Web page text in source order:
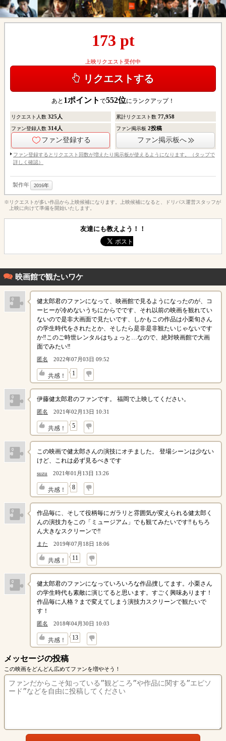
173 pt
上映リクエスト受付中
リクエストする
あと 1ポイント で552位にランクアップ！
リクエスト人数 325人 累計リクエスト数77,958
ファン登録人数 314人
ファン登録する
ファン掲示板2投稿
ファン掲示板へ
ファン登録するとリクエスト回数が増えたり掲示板が使えるようになります。（タップで
詳しく確認）
製作年 2016年
※リクエストが多い作品から上映候補になります。上映候補になると、ドリパス運営スタッフが
上映に向けて準備を開始いたします。
友達にも教えよう！！
映画館で観たいワケ
健太郎君のファンになって、映画館で見るようになったのが、コ
ーヒーが冷めないうちにからでです、それ以前の映画を観れてい
ないので是非大画面で見たいです、しかもこの作品は小栗旬さん
の学生時代をされたとか、そしたら是非是非観たいじゃないです
か‼️このご時世レンタルはちょっと…なので、絶対映画館で大画
面でみたい‼️
匿名 2022年07月03日 09:52
共感！ 1
↓
伊藤健太郎君のファンです。 福岡で上映してください。
匿名 2021年02月13日 10:31
共感！ 5
↓
この映画で健太郎さんの演技にオチました。 登場シーンは少ない
けど、これは必ず見るべきです
suzu 2021年01月13日 13:26
共感！ 8
↓
作品毎に、そして役柄毎にガラリと雰囲気が変えられる健太郎く
んの演技力をこの「ミュージアム」でも観てみたいです‼️もちろ
ん大きなスクリーンで‼️
また 2019年07月18日 18:06
共感！ 11
↓
健太郎君のファンになっていろいろな作品捜してます。小栗さん
の学生時代も素敵に演じてると思います。すごく興味あります！
作品毎に人格？まで変えてしまう演技力スクリーンで観たいで
す！
匿名 2018年04月30日 10:03
共感！ 13
↓
メッセージの投稿
この映画をどんどん広めてファンを増やそう！